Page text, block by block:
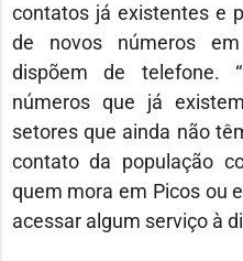
contatos já existentes e
de novos números
dispõem de telefone.
números que já
setores que ainda não
contato da população
quem mora em Picos ou
acessar algum serviço à